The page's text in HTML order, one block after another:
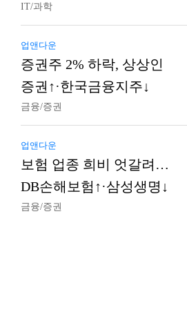
IT/과학
업앤다운
증권주 2% 하락, 상상인
증권↑·한국금융지주↓
금융/증권
업앤다운
보험 업종 희비 엇갈려…
DB손해보험↑·삼성생명↓
금융/증권